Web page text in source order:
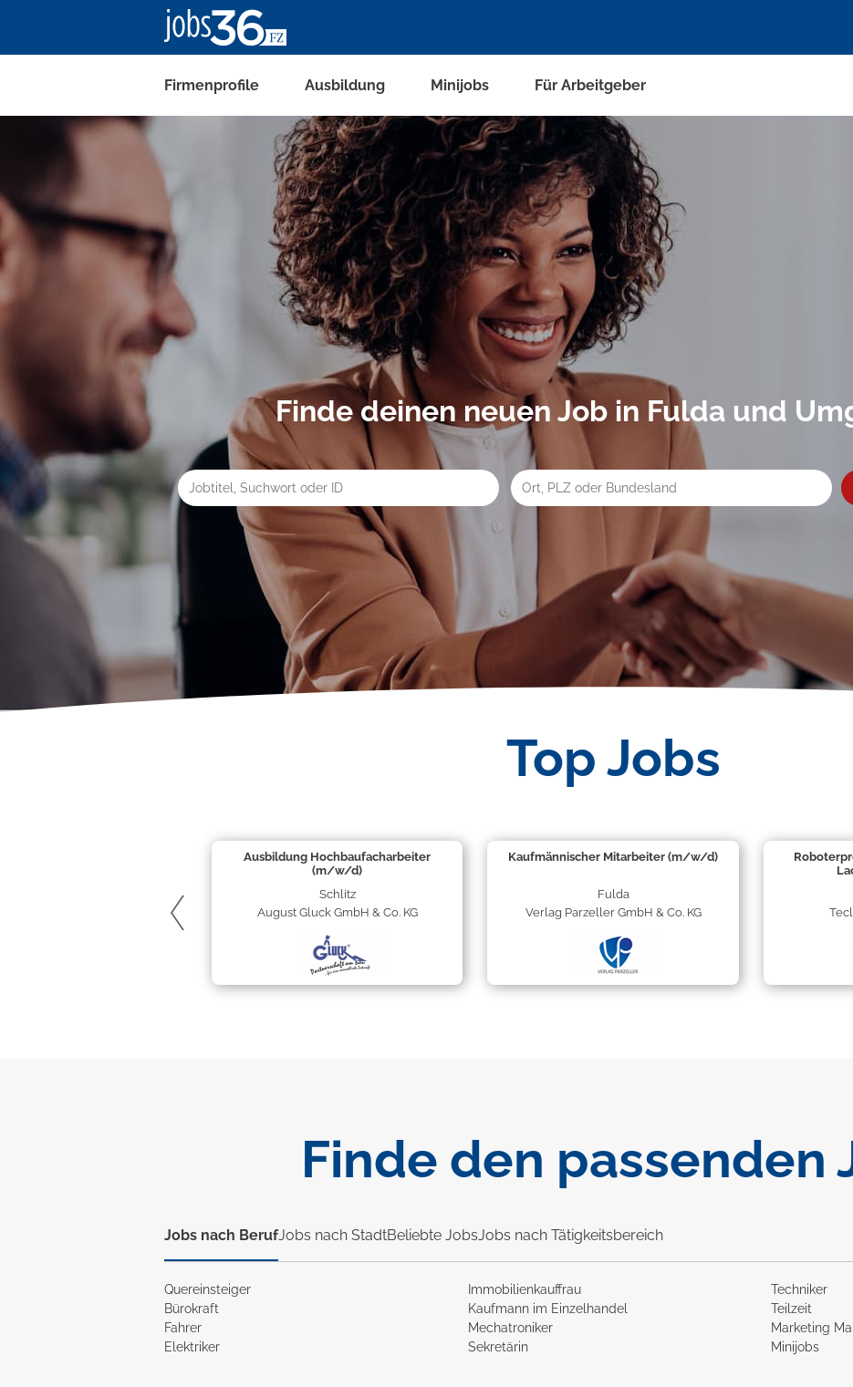
Firmenprofile Ausbildung Minijobs Für Arbeitgeber
Finde deinen neuen Job in Fulda und
Top Jobs
Ausbildung Hochbaufacharbeiter
(m/w/d)
Schlitz
August Gluck GmbH & Co. KG
Kaufmännischer Mitarbeiter (m/w/d)
Fulda
Verlag Parzeller GmbH & Co. KG
Finde den passenden
Jobs nach BerufJobs nach StadtBeliebte JobsJobs nach Tätigkeitsbereich
Quereinsteiger
Bürokraft
Fahrer
Elektriker
Immobilienkauffrau
Kaufmann im Einzelhandel
Mechatroniker
Sekretärin
Techniker
Teilzeit
Marketing
Minijobs